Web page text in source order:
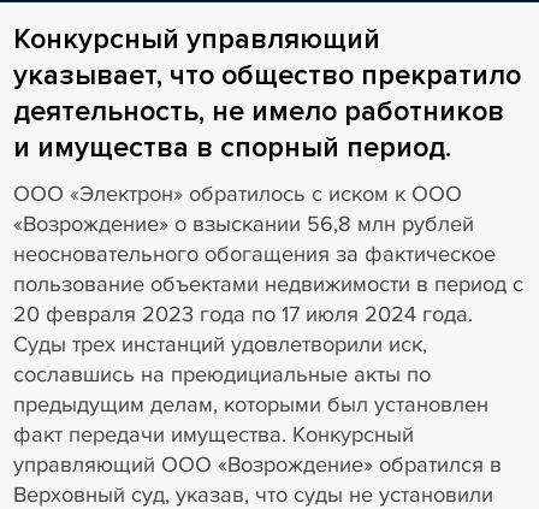
Конкурсный управляющий
указывает, что общество прекратило
деятельность, не имело работников
и имущества в спорный период.
ООО «Электрон» обратилось с иском к ООО
«Возрождение» о взыскании 56,8 млн рублей
неосновательного обогащения за фактическое
пользование объектами недвижимости в период с
20 февраля 2023 года по 17 июля 2024 года.
Суды трех инстанций удовлетворили иск,
сославшись на преюдициальные акты по
предыдущим делам, которыми был установлен
факт передачи имущества. Конкурсный
управляющий ООО «Возрождение» обратился в
Верховный суд, указав, что суды не установили